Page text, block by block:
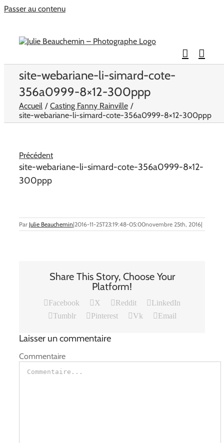
Passer au contenu
site-webariane-li-simard-cote-
356a0999-8×12-300ppp
Accueil
Casting Fanny Rainville
site-webariane-li-simard-cote-356a0999-8×12-300ppp
Précédent
site-webariane-li-simard-cote-356a0999-8×12-
300ppp
Par Julie Beauchemin|2016-11-25T23:19:48-05:00novembre 25th, 2016|
Share This Story, Choose Your
Platform!
Facebook X Reddit
LinkedIn
Tumblr
Pinterest Vk Email
Laisser un commentaire
Commentaire